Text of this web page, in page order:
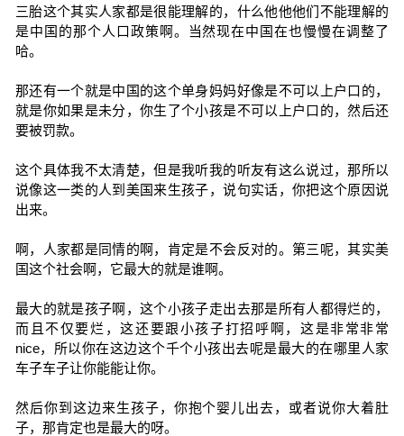
三胎这个其实人家都是很能理解的，什么他他他们不能理解的
是中国的那个人口政策啊。当然现在中国在也慢慢在调整了
哈。
那还有一个就是中国的这个单身妈妈好像是不可以上户口的，
就是你如果是未分，你生了个小孩是不可以上户口的，然后还
要被罚款。
这个具体我不太清楚，但是我听我的听友有这么说过，那所以
说像这一类的人到美国来生孩子，说句实话，你把这个原因说
出来。
啊，人家都是同情的啊，肯定是不会反对的。第三呢，其实美
国这个社会啊，它最大的就是谁啊。
最大的就是孩子啊，这个小孩子走出去那是所有人都得烂的，
而且不仅要烂，这还要跟小孩子打招呼啊，这是非常非常
nice，所以你在这边这个千个小孩出去呢是最大的在哪里人家
车子车子让你能能让你。
然后你到这边来生孩子，你抱个婴儿出去，或者说你大着肚
子，那肯定也是最大的呀。